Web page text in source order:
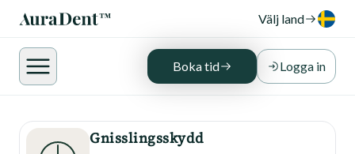
Välj land
Boka tid Logga in
Skalfasader är en livsinvestering. Rätt skydd, rätt
uppföljning och rätt bettskena är skillnaden
mellan 2 år och 15 år av felfri estetik.
Gnisslingsskydd